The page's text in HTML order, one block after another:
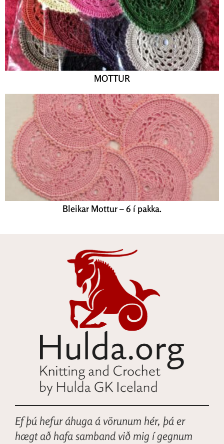
Ef þú hefur áhuga á vörunum hér, þá er
hægt að hafa samband við mig í gegnum
MOTTUR
Bleikar Mottur – 6 í pakka.